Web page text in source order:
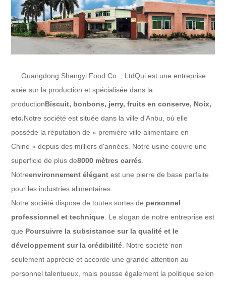
Guangdong Shangyi Food Co. ; LtdQui est une entreprise
axée sur la production et spécialisée dans la
productionBiscuit, bonbons, jerry, fruits en conserve, Noix,
etc.Notre société est située dans la ville d'Anbu, où elle
possède la réputation de « première ville alimentaire en
Chine » depuis des milliers d'années. Notre usine couvre une
superficie de plus de8000 mètres carrés.
Notreenvironnement élégant est une pierre de base parfaite
pour les industries alimentaires.
Notre société dispose de toutes sortes de personnel
professionnel et technique. Le slogan de notre entreprise est
que Poursuivre la subsistance sur la qualité et le
développement sur la crédibilité. Notre société non
seulement apprécie et accorde une grande attention au
personnel talentueux, mais pousse également la politique selon